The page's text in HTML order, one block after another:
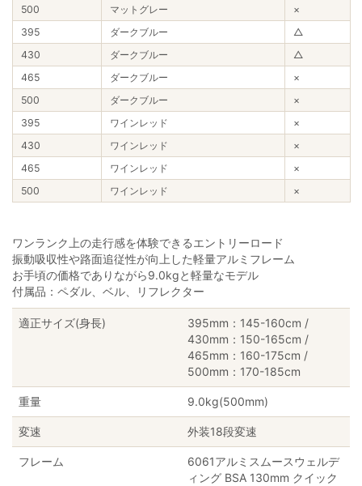
500
マットグレー
×
395
ダークブルー
△
430
ダークブルー
△
465
ダークブルー
×
500
ダークブルー
×
395
ワインレッド
×
430
ワインレッド
×
465
ワインレッド
×
500
ワインレッド ×
ワンランク上の走行感を体験できるエントリーロード
振動吸収性や路面追従性が向上した軽量アルミフレーム
お手頃の価格でありながら9.0kgと軽量なモデル
付属品：ペダル、ベル、リフレクター
適正サイズ(身長)
395mm：145-160cm /
430mm：150-165cm /
465mm：160-175cm /
500mm：170-185cm
重量 9.0kg(500mm)
変速 外装18段変速
フレーム
6061アルミスムースウェルデ
ィング BSA 130mm クイック